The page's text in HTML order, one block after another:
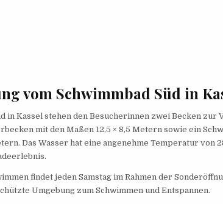
vom Schwimmbad Süd in
in Kassel stehen den Besucherinnen zwei Becken zur
mit den Maßen 12,5 × 8,5 Metern sowie ein
Das Wasser hat eine angenehme Temperatur von
findet jeden Samstag im Rahmen der
Umgebung zum Schwimmen und Entspannen.